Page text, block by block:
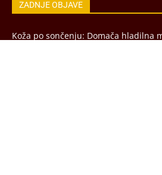
ZADNJE OBJAVE
Koža po sončenju: Domača hladilna